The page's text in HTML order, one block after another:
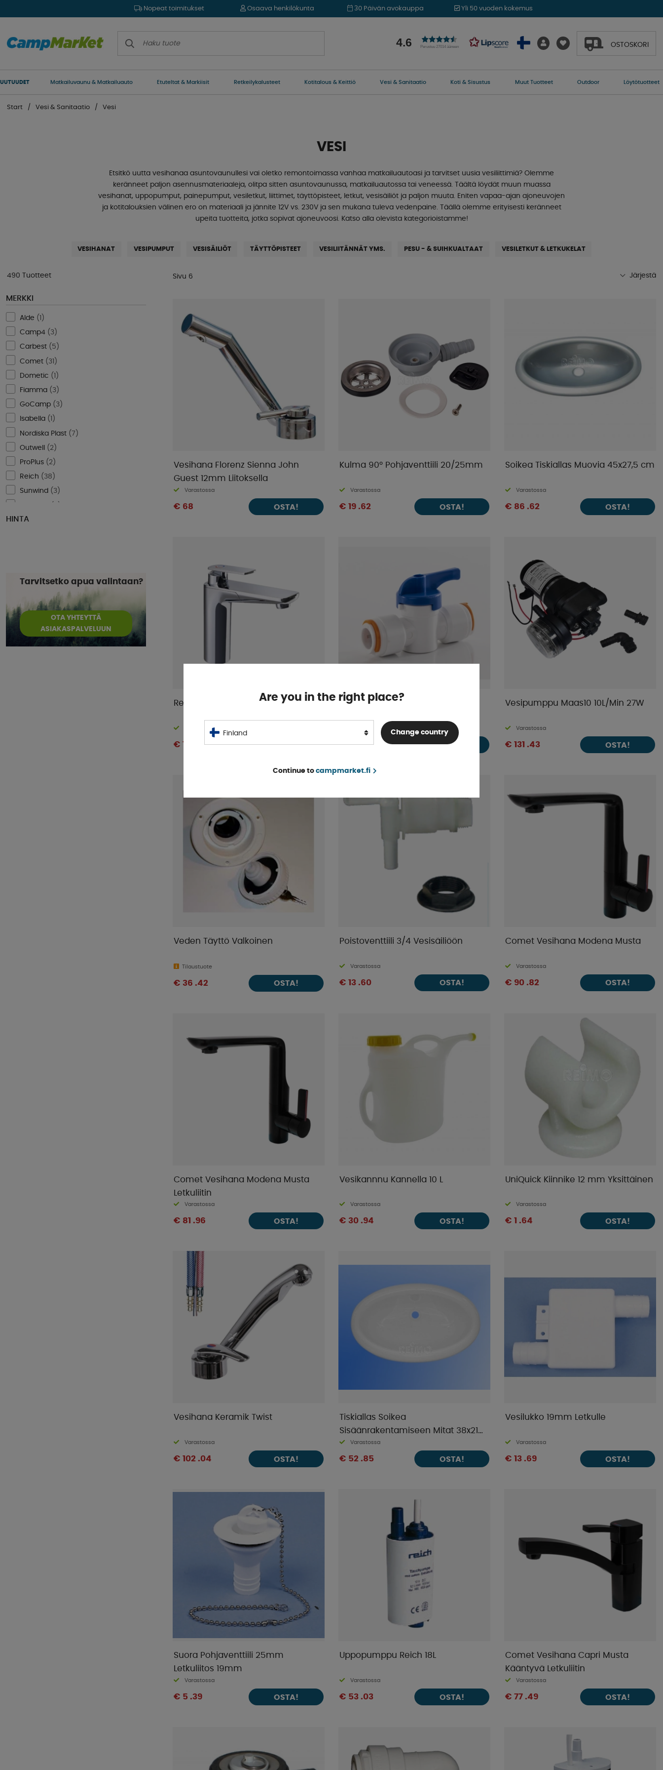
Nopeat toimitukset Osaava henkilökunta 30 Päivän avokauppa Yli 50 vuoden kokemus
4.6 Perustuu 27014 ääneen OSTOSKORI
UUTUUDET Matkailuvaunu & Matkailuauto Etuteltat & Markiisit Retkeilykalusteet Kotitalous & Keittiö Vesi & Sanitaatio Koti & Sisustus Muut Tuotteet Outdoor Löytötuotteet
Start Vesi & Sanitaatio Vesi
VESI
Etsitkö uutta vesihanaa asuntovaunullesi vai oletko remontoimassa vanhaa matkailuautoasi ja tarvitset uusia vesiliittimiä? Olemme
keränneet paljon asennusmateriaaleja, olitpa sitten asuntovaunussa, matkailuautossa tai veneessä. Täältä löydät muun muassa
vesihanat, uppopumput, painepumput, vesiletkut, liittimet, täyttöpisteet, letkut, vesisäiliöt ja paljon muuta. Eniten vapaa-ajan ajoneuvojen
ja kotitalouksien välinen ero on materiaali ja jännite 12V vs. 230V ja sen mukana tuleva vedenpaine. Täällä olemme erityisesti keränneet
upeita tuotteita, jotka sopivat ajoneuvoosi. Katso alla olevista kategorioistamme!
VESIHANAT VESIPUMPUT VESISÄILIÖT TÄYTTÖPISTEET VESILIITÄNNÄT YMS. PESU - & SUIHKUALTAAT VESILETKUT & LETKUKELAT
Järjestä
Nimet Ö-A
Korkein hinta
Tuotemerkki
Julkistamispäivä
490 Tuotteet
MERKKI
Alde ( )
Camp4 ( 3)
Carbest ( 5 )
Comet ( 31 )
Dometic (1 )
Fiamma ( 3)
GoCamp ( 3)
Isabella ( )
Nordiska Plast (7 )
Outwell ( 2 )
ProPlus ( 2)
Reich ( 38 )
Sunwind ( 3)
TORRBOLLEN
HINTA
Tarvitsetko apua valintaan?
OTA YHTEYTTÄ
ASIAKASPALVELUUN
Sivu 6
Vesihana Florenz Sienna John
Guest 12mm Liitoksella
Varastossa
€ 68 OSTA!
Kulma 90° Pohjaventtiili 20/25mm
Varastossa
€ 19 .62 OSTA!
Soikea Tiskiallas Muovia 45x27,5 cm
Varastossa
€ 86 .62 OSTA!
Reich Vesihana Vector S Letkuliitin
Varastossa
€ 112 .17 OSTA!
Carbest Sulkuventtiili Pikaliitin 12
€ 10 .50 OSTA!
Vesipumppu Maas10 10L/Min 27W
Varastossa
€ 131 .43 OSTA!
Veden Täyttö Valkoinen
Tilaustuote
€ 36 .42 OSTA!
Poistoventtiili 3/4 Vesisäiliöön
Varastossa
€ 13 .60 OSTA!
Comet Vesihana Modena Musta
Varastossa
€ 90 .82 OSTA!
Comet Vesihana Modena Musta
Letkuliitin
Varastossa
€ 81 .96 OSTA!
Vesikannnu Kannella 10 L
Varastossa
€ 30 .94 OSTA!
UniQuick Kiinnike 12 mm Yksittäinen
Varastossa
€ 1 .64 OSTA!
Vesihana Keramik Twist
Varastossa
€ 102 .04 OSTA!
Tiskiallas Soikea
Sisäänrakentamiseen Mitat 38x21
cmVarastossa
€ 52 .85 OSTA!
Vesilukko 19mm Letkulle
Varastossa
€ 13 .69 OSTA!
Suora Pohjaventtiili 25mm
Letkuliitos 19mm
Varastossa
€ 5 .39 OSTA!
Uppopumppu Reich 18L
Varastossa
€ 53 .03 OSTA!
Comet Vesihana Capri Musta
Kääntyvä Letkuliitin
Varastossa
€ 77 .49 OSTA!
Are you in the right place?
Finland Change country
Continue to campmarket.fi